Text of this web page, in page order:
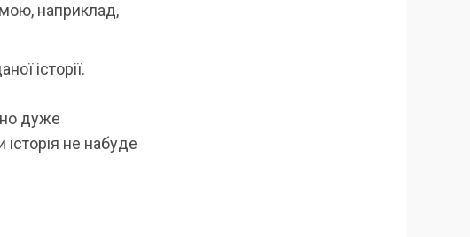
наприклад,
історії.
дуже
не набуде